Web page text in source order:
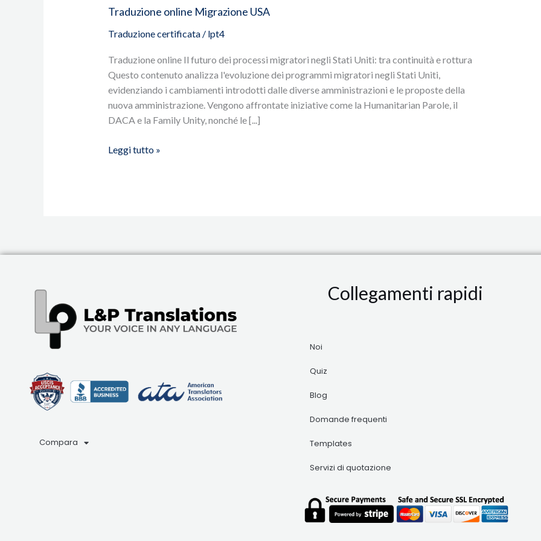
Traduzione online Migrazione USA
Traduzione certificata/ lpt4
Traduzione online Il futuro dei processi migratori negli Stati Uniti: tra continuità e rottura
Questo contenuto analizza l'evoluzione dei programmi migratori negli Stati Uniti,
evidenziando i cambiamenti introdotti dalle diverse amministrazioni e le proposte della
nuova amministrazione. Vengono affrontate iniziative come la Humanitarian Parole, il
DACA e la Family Unity, nonché le [...]
Leggi tutto »
Compara
Collegamenti rapidi
Noi
Quiz
Blog
Domande frequenti
Templates
Servizi di quotazione